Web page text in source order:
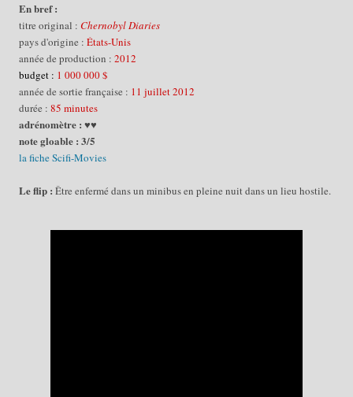
En bref :
titre original : Chernobyl Diaries
pays d'origine : États-Unis
année de production : 2012
budget : 1 000 000 $
année de sortie française : 11 juillet 2012
durée : 85 minutes
adrénomètre : ♥♥
note gloable : 3/5
la fiche Scifi-Movies
Le flip : Être enfermé dans un minibus en pleine nuit dans un lieu hostile.